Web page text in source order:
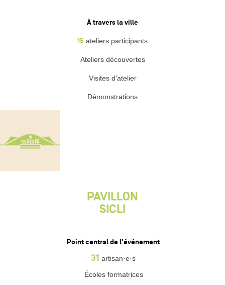
À travers la ville
15 ateliers participants
Ateliers découvertes
Visites d'atelier
Démonstrations
PAVILLON
SICLI
- Point central de l'événement
31 artisan·e·s
6 Écoles formatrices